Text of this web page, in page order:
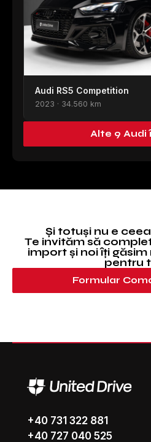
Audi RS5 Competition
2023 · 34.560 km
Alte 9 Audi
Și totuși nu e
Te invităm să
import și noi îți
pentru
Formular
+40 731 322 881
+40 727 040 525